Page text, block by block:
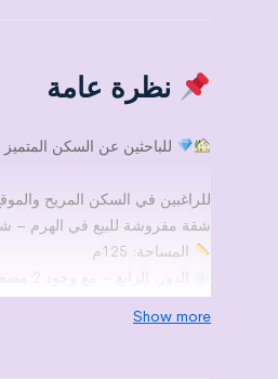
نظرة عامة
للباحثين عن السكن
للراغبين في السكن المريح
شقة مفروشة للبيع في الهرم –
المساحة: 125م
الدور: الرابع – مع وجود 2 مصعد
التشطيب: ألترا سوبر لوكس
الفرش: فندقي فاخر
Show more